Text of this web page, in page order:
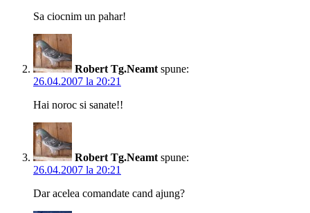
Sa ciocnim un pahar!
Robert Tg.Neamt spune:
26.04.2007 la 20:21
Hai noroc si sanate!!
Robert Tg.Neamt spune:
26.04.2007 la 20:21
Dar acelea comandate cand ajung?